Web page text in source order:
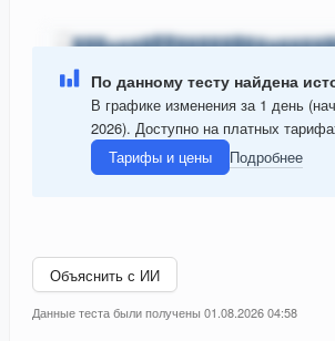
По данному тесту найдена
В графике изменения за 1 день
2026). Доступно на платных
Тарифы и цены
Подробнее
Объяснить с ИИ
Данные теста были получены 01.08.2026 04:58